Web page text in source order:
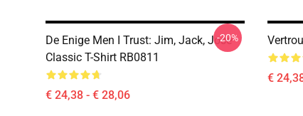
De Enige Men I Trust: Jim, Jack, Jose
Classic T-Shirt RB0811
€ 24,38 - € 28,06
-20%
€